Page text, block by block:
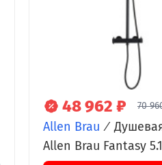
48 962 ₽ 70
Allen Brau /
Allen Brau Fantasy